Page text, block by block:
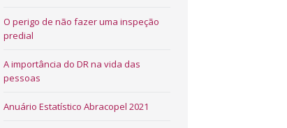
O perigo de não fazer uma inspeção
predial
A importância do DR na vida das
pessoas
Anuário Estatístico Abracopel 2021